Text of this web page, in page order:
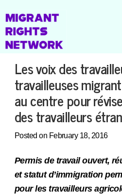
Les voix des
travailleuses
au centre pour
des travailleurs
Posted on February 18, 2016
Permis de travail ouvert,
et statut d’immigration
pour les travailleurs